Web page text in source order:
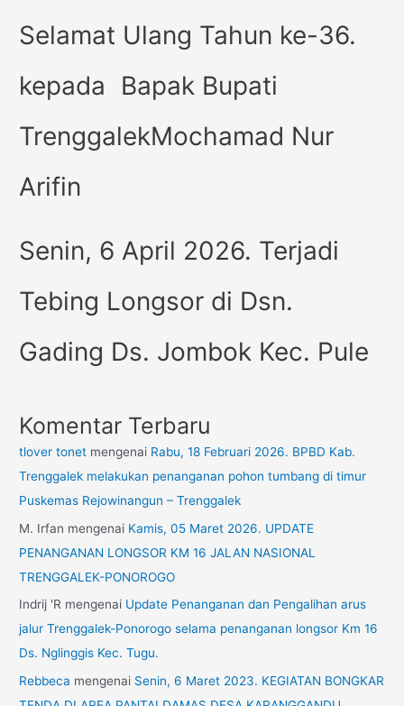
Selamat Ulang Tahun ke-36.
kepada Bapak Bupati
TrenggalekMochamad Nur
Arifin
Senin, 6 April 2026. Terjadi
Tebing Longsor di Dsn.
Gading Ds. Jombok Kec. Pule
Komentar Terbaru
tlover tonet mengenai Rabu, 18 Februari 2026. BPBD Kab.
Trenggalek melakukan penanganan pohon tumbang di timur
Puskemas Rejowinangun – Trenggalek
M. Irfan mengenai Kamis, 05 Maret 2026. UPDATE
PENANGANAN LONGSOR KM 16 JALAN NASIONAL
TRENGGALEK-PONOROGO
Indrij 'R mengenai Update Penanganan dan Pengalihan arus
jalur Trenggalek-Ponorogo selama penanganan longsor Km 16
Ds. Nglinggis Kec. Tugu.
Rebbeca mengenai Senin, 6 Maret 2023. KEGIATAN BONGKAR